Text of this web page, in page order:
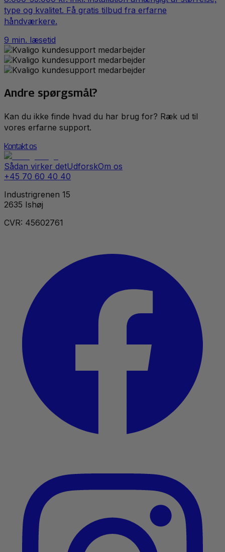
type og kvalitet. Få gratis tilbud fra erfarne
håndværkere.
9 min. læsetid
Andre spørgsmål?
Kan du ikke finde hvad du har brug for? Ræk ud til
vores erfarne support.
Kontakt os
Sådan virker detUdforskOm os
+45 70 60 40 40
Industrigrenen 15
2635 Ishøj
CVR: 45602761